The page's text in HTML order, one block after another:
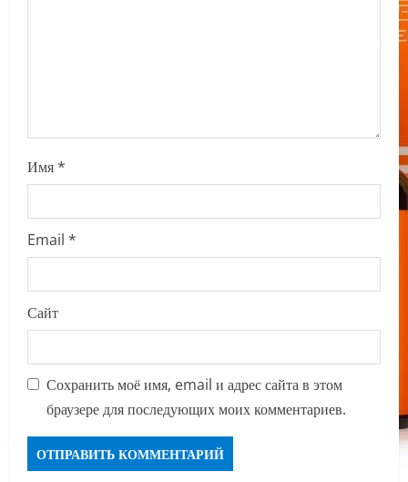
Имя*
Email *
Сайт
Сохранить моё имя, email и адрес сайта в этом
браузере для последующих моих комментариев.